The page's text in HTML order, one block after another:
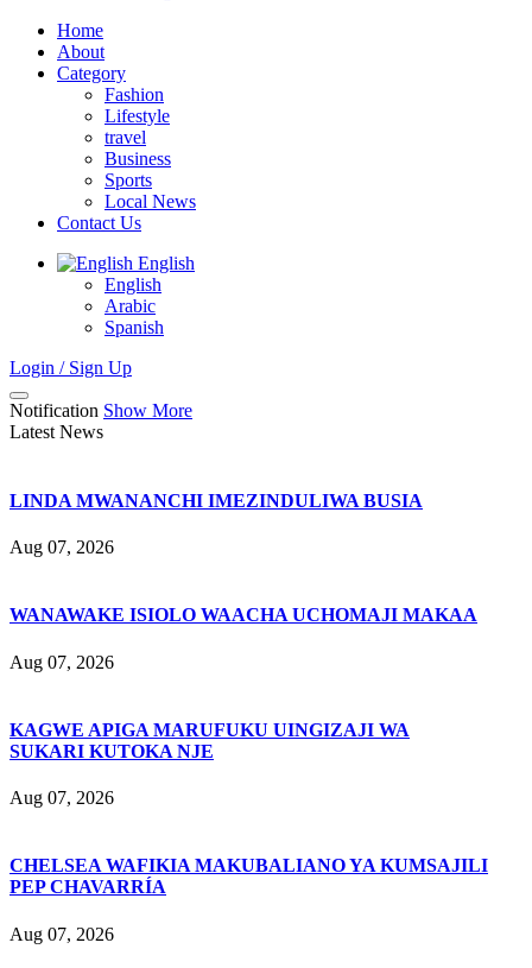
Home
About
Category
Fashion
Lifestyle
travel
Business
Sports
Local News
Contact Us
English
English
Arabic
Spanish
Login / Sign Up
Notification Show More
Latest News
LINDA MWANANCHI IMEZINDULIWA BUSIA
Aug 07, 2026
WANAWAKE ISIOLO WAACHA UCHOMAJI MAKAA
Aug 07, 2026
KAGWE APIGA MARUFUKU UINGIZAJI WA
SUKARI KUTOKA NJE
Aug 07, 2026
CHELSEA WAFIKIA MAKUBALIANO YA KUMSAJILI
PEP CHAVARRÍA
Aug 07, 2026